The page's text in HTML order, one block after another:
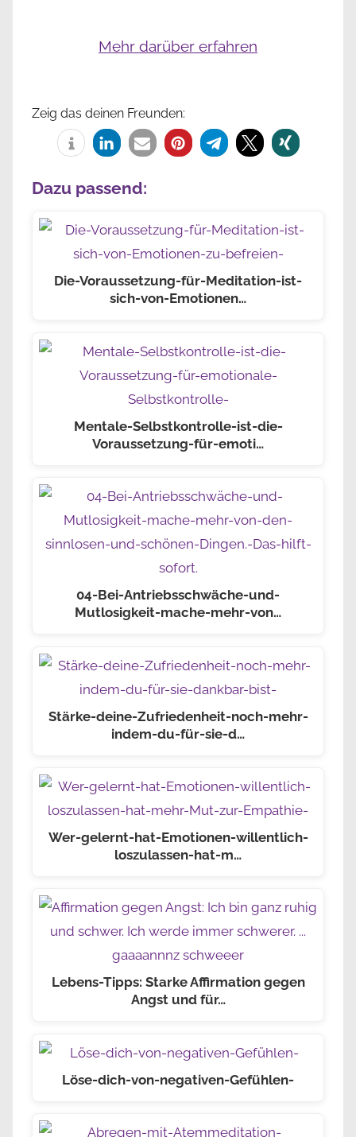
Mehr darüber erfahren
Zeig das deinen Freunden:
Dazu passend:
Die-Voraussetzung-für-Meditation-ist-
sich-von-Emotionen…
Mentale-Selbstkontrolle-ist-die-
Voraussetzung-für-emoti…
04-Bei-Antriebsschwäche-und-
Mutlosigkeit-mache-mehr-von…
Stärke-deine-Zufriedenheit-noch-mehr-
indem-du-für-sie-d…
Wer-gelernt-hat-Emotionen-willentlich-
loszulassen-hat-m…
Lebens-Tipps: Starke Affirmation gegen
Angst und für…
Löse-dich-von-negativen-Gefühlen-